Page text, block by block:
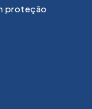
proteção